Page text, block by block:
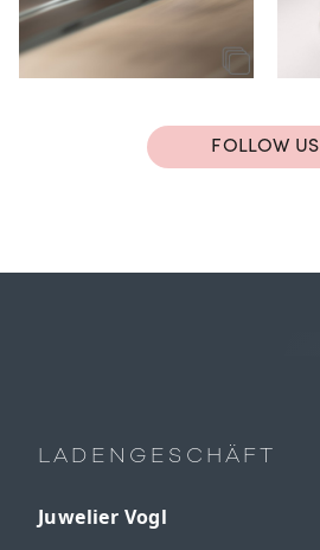
FOLLOW US
LADENGESCHÄFT
Juwelier Vogl